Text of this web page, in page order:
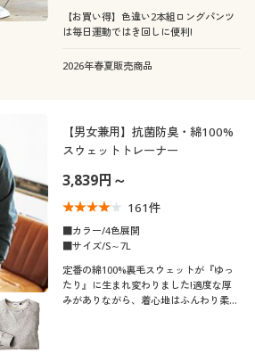
【お買い得】色違い2本組ロングパンツ
は毎日運動ではき回しに便利!
2026年春夏販売商品
【男女兼用】抗菌防臭・綿100%
スウェットトレーナー
3,839円～
161件
■カラー/4色展開
■サイズ/S～7L
定番の綿100%裏毛スウェットが『ゆっ
たり』に生まれ変わりました!適度な厚
みがありながら、着心地はふんわり柔ら